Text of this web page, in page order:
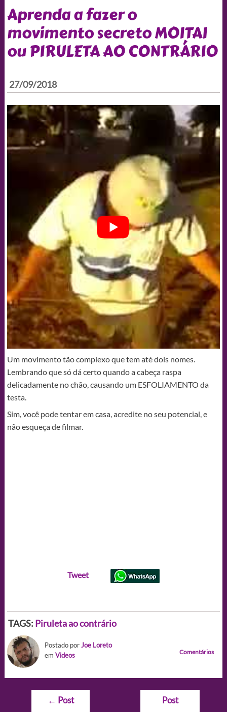
Aprenda a fazer o
movimento secreto MOITAI
ou PIRULETA AO CONTRÁRIO
27/09/2018
Um movimento tão complexo que tem até dois nomes.
Lembrando que só dá certo quando a cabeça raspa
delicadamente no chão, causando um ESFOLIAMENTO da
testa.
Sim, você pode tentar em casa, acredite no seu potencial, e
não esqueça de filmar.
Tweet
TAGS: Piruleta ao contrário
Postado porJoe Loreto
em Videos Comentários
Navegação
← Post
Post